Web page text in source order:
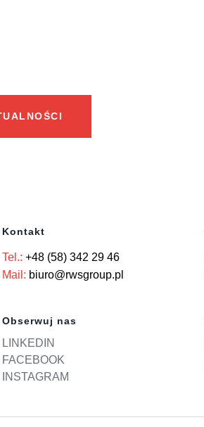
Kontakt
Tel.: +48 (58) 342 29 46
Mail: biuro@rwsgroup.pl
Obserwuj nas
LINKEDIN
FACEBOOK
INSTAGRAM